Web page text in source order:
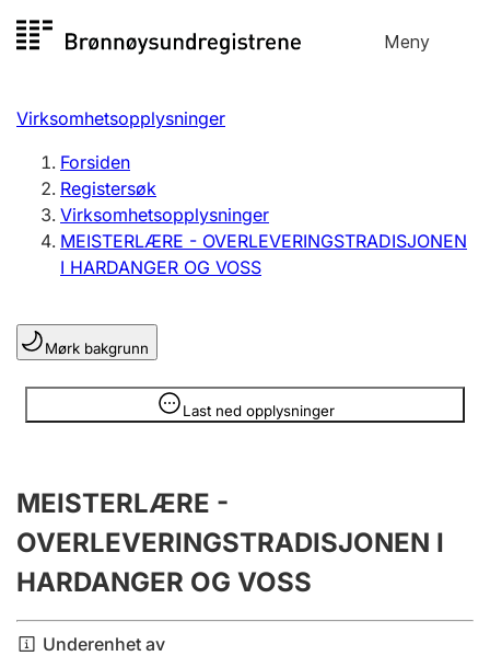
til
Meny
Registersøk
Aksjeselskap
Enkeltpersonforetak
Registrere, endre, slette
Lag og forening
Registrere, endre, slette
Årsregnskap
Innsending og forsinkelsesgebyr
Tinglysing
Virksomhetsopplysninger
Forsiden
Registersøk
Virksomhetsopplysninger
MEISTERLÆRE - OVERLEVERINGSTRADISJONEN
I HARDANGER OG VOSS
Mørk bakgrunn
Last ned opplysninger
Opplysninger er skjult
MEISTERLÆRE -
OVERLEVERINGSTRADISJONEN I
HARDANGER OG VOSS
Underenhet av